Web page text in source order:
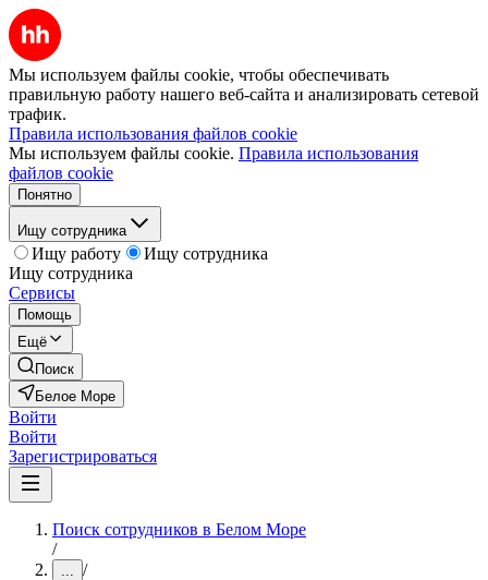
Мы используем файлы cookie, чтобы обеспечивать
правильную работу нашего веб-сайта и анализировать сетевой
трафик.
Правила использования файлов cookie
Мы используем файлы cookie. Правила использования
файлов cookie
Понятно
Ищу сотрудника
Ищу работу
Ищу сотрудника
Ищу сотрудника
Сервисы
Помощь
Ещё
Поиск
Белое Море
Войти
Войти
Зарегистрироваться
Поиск сотрудников в Белом Море
/
... /